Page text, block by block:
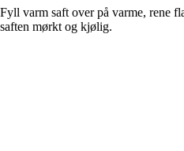
Fyll varm saft over på varme, rene
saften mørkt og kjølig.